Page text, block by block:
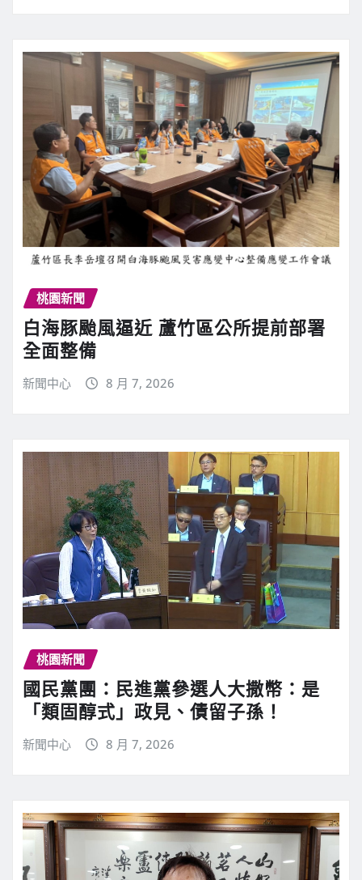
桃園新聞
白海豚颱風逼近 蘆竹區公所提前部署
全面整備
新聞中心 8 月 7, 2026
桃園新聞
國民黨團：民進黨參選人大撒幣：是
「類固醇式」政見、債留子孫！
新聞中心 8 月 7, 2026